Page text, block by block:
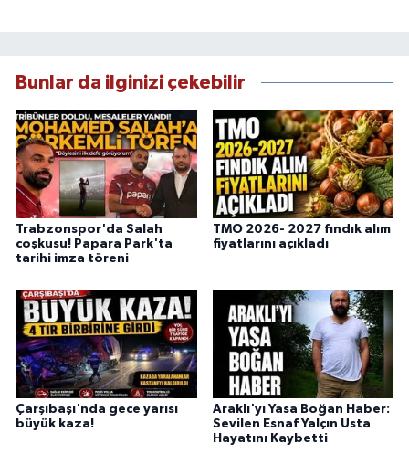
Bunlar da ilginizi çekebilir
Trabzonspor'da Salah
coşkusu! Papara Park'ta
tarihi imza töreni
TMO 2026- 2027 fındık alım
fiyatlarını açıkladı
Çarşıbaşı'nda gece yarısı
büyük kaza!
Araklı'yı Yasa Boğan Haber:
Sevilen Esnaf Yalçın Usta
Hayatını Kaybetti